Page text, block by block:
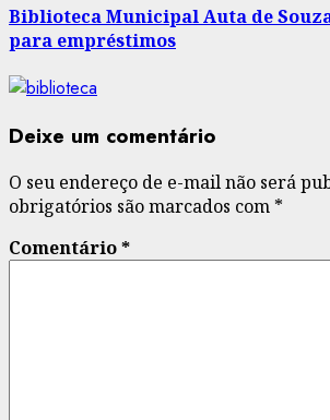
Biblioteca Municipal Auta de
para empréstimos
Deixe um comentário
O seu endereço de e-mail não será
obrigatórios são marcados com *
Comentário*